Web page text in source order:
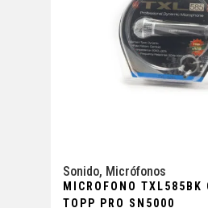
Sonido, Micrófonos
MICROFONO TXL585BK
TOPP PRO SN5000